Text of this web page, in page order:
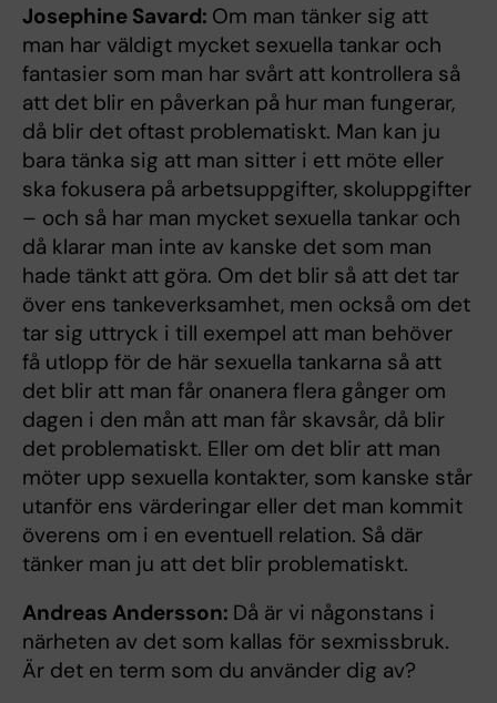
Josephine Savard: Om man tänker sig att
man har väldigt mycket sexuella tankar och
fantasier som man har svårt att kontrollera så
att det blir en påverkan på hur man fungerar,
då blir det oftast problematiskt. Man kan ju
bara tänka sig att man sitter i ett möte eller
ska fokusera på arbetsuppgifter, skoluppgifter
– och så har man mycket sexuella tankar och
då klarar man inte av kanske det som man
hade tänkt att göra. Om det blir så att det tar
över ens tankeverksamhet, men också om det
tar sig uttryck i till exempel att man behöver
få utlopp för de här sexuella tankarna så att
det blir att man får onanera flera gånger om
dagen i den mån att man får skavsår, då blir
det problematiskt. Eller om det blir att man
möter upp sexuella kontakter, som kanske står
utanför ens värderingar eller det man kommit
överens om i en eventuell relation. Så där
tänker man ju att det blir problematiskt.
Andreas Andersson: Då är vi någonstans i
närheten av det som kallas för sexmissbruk.
Är det en term som du använder dig av?